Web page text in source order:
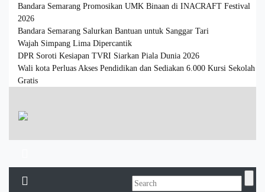
Bandara Semarang Promosikan UMK Binaan di INACRAFT Festival
2026
Bandara Semarang Salurkan Bantuan untuk Sanggar Tari
Wajah Simpang Lima Dipercantik
DPR Soroti Kesiapan TVRI Siarkan Piala Dunia 2026
Wali kota Perluas Akses Pendidikan dan Sediakan 6.000 Kursi Sekolah
Gratis